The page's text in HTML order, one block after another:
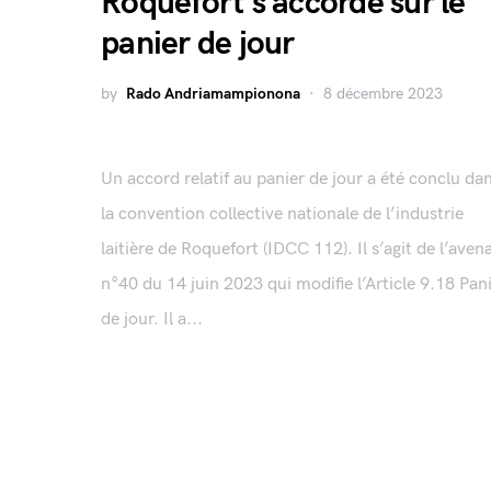
panier de jour
by Rado Andriamampionona 8 décembre 2023
Un accord relatif au panier de jour a été conclu
la convention collective nationale de l’industrie
laitière de Roquefort (IDCC 112). Il s’agit de
n°40 du 14 juin 2023 qui modifie l’Article 9.18
de jour. Il a...